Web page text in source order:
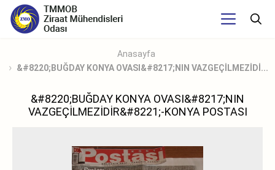
Anasayfa
&#8220;BUĞDAY KONYA OVASI&#8217;NIN VAZGEÇİLMEZİDİ...
&#8220;BUĞDAY KONYA OVASI&#8217;NIN
VAZGEÇİLMEZİDİR&#8221;-KONYA POSTASI